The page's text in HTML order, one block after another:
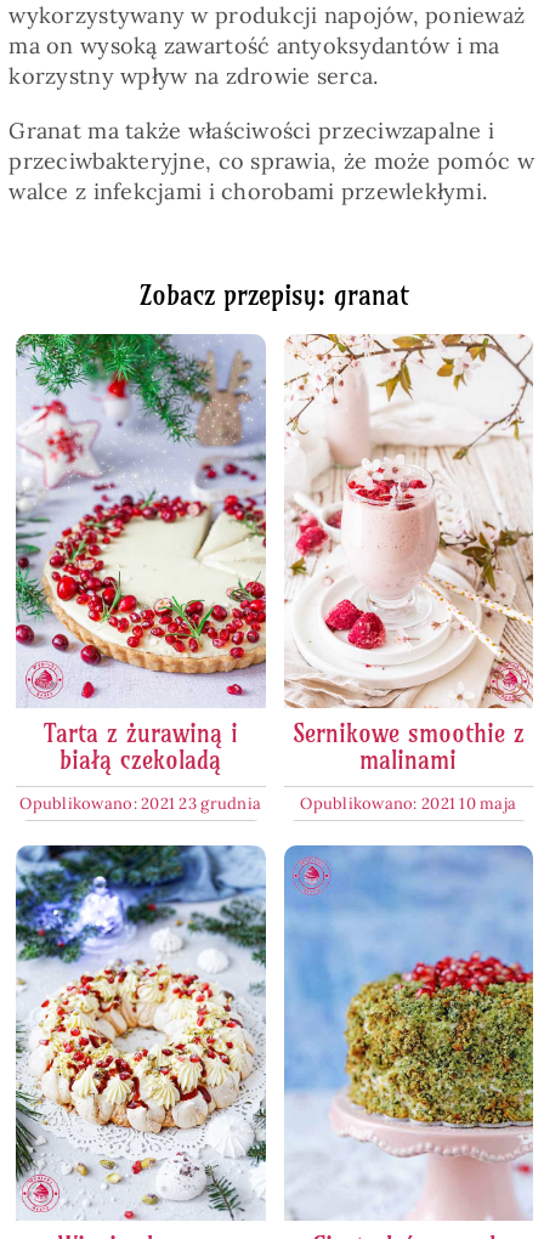
SKLEP
wykorzystywany w produkcji napojów, ponieważ
ma on wysoką zawartość antyoksydantów i ma
korzystny wpływ na zdrowie serca.
Granat ma także właściwości przeciwzapalne i
przeciwbakteryjne, co sprawia, że może pomóc w
walce z infekcjami i chorobami przewlekłymi.
Zobacz przepisy: granat
Tarta z żurawiną i
białą czekoladą
Opublikowano: 2021 23 grudnia
Sernikowe smoothie z
malinami
Opublikowano: 2021 10 maja